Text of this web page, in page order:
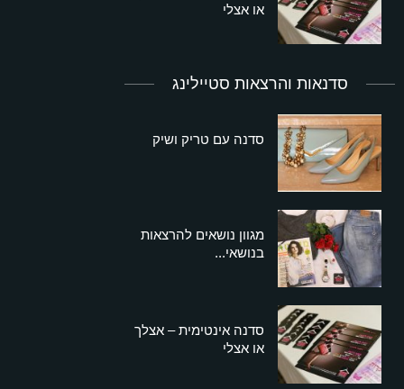
או אצלי
סדנאות והרצאות סטיילינג
סדנה עם טריק ושיק
מגוון נושאים להרצאות
בנושאי...
סדנה אינטימית – אצלך
או אצלי